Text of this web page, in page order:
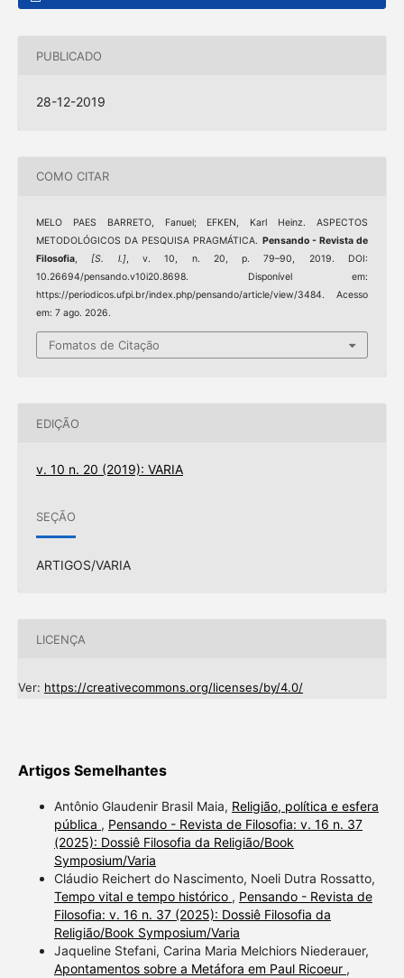
PUBLICADO
28-12-2019
COMO CITAR
MELO PAES BARRETO, Fanuel; EFKEN, Karl Heinz. ASPECTOS
METODOLÓGICOS DA PESQUISA PRAGMÁTICA. Pensando - Revista de
Filosofia, [S. l.], v. 10, n. 20, p. 79–90, 2019. DOI:
10.26694/pensando.v10i20.8698. Disponível em:
https://periodicos.ufpi.br/index.php/pensando/article/view/3484. Acesso
em: 7 ago. 2026.
Fomatos de Citação
EDIÇÃO
v. 10 n. 20 (2019): VARIA
SEÇÃO
ARTIGOS/VARIA
LICENÇA
Ver: https://creativecommons.org/licenses/by/4.0/
Artigos Semelhantes
Antônio Glaudenir Brasil Maia, Religião, política e esfera
pública , Pensando - Revista de Filosofia: v. 16 n. 37
(2025): Dossiê Filosofia da Religião/Book
Symposium/Varia
Cláudio Reichert do Nascimento, Noeli Dutra Rossatto,
Tempo vital e tempo histórico , Pensando - Revista de
Filosofia: v. 16 n. 37 (2025): Dossiê Filosofia da
Religião/Book Symposium/Varia
Jaqueline Stefani, Carina Maria Melchiors Niederauer,
Apontamentos sobre a Metáfora em Paul Ricoeur ,